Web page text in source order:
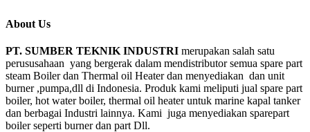
About Us
PT. SUMBER TEKNIK INDUSTRI merupakan salah satu
perususahaan yang bergerak dalam mendistributor semua spare part
steam Boiler dan Thermal oil Heater dan menyediakan dan unit
burner ,pumpa,dll di Indonesia. Produk kami meliputi jual spare part
boiler, hot water boiler, thermal oil heater untuk marine kapal tanker
dan berbagai Industri lainnya. Kami juga menyediakan sparepart
boiler seperti burner dan part Dll.